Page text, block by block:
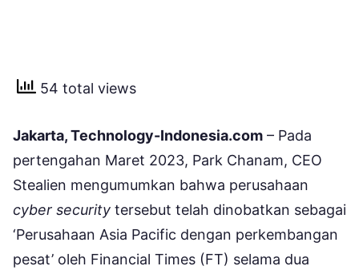
54 total views
Jakarta, Technology-Indonesia.com – Pada
pertengahan Maret 2023, Park Chanam, CEO
Stealien mengumumkan bahwa perusahaan
cyber security tersebut telah dinobatkan sebagai
‘Perusahaan Asia Pacific dengan perkembangan
pesat’ oleh Financial Times (FT) selama dua